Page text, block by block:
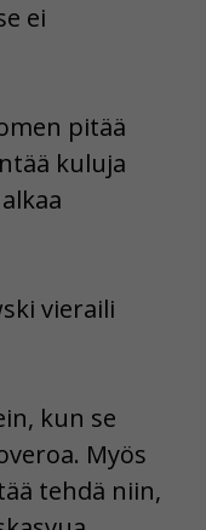
ei
pitää
kuluja
vieraili
kun se
Myös
tehdä niin,